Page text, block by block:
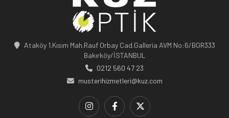
Ataköy 1.Kısım Mah.Rauf Orbay Cad.Galleria AVM No:6/BGR333
Bakırköy/İSTANBUL
0212 560 47 23
musterihizmetleri@kuz.com